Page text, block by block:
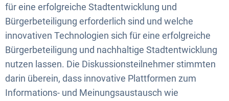
für eine erfolgreiche Stadtentwicklung und
Bürgerbeteiligung erforderlich sind und welche
innovativen Technologien sich für eine erfolgreiche
Bürgerbeteiligung und nachhaltige Stadtentwicklung
nutzen lassen. Die Diskussionsteilnehmer stimmten
darin überein, dass innovative Plattformen zum
Informations- und Meinungsaustausch wie